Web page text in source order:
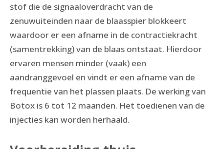
stof die de signaaloverdracht van de
zenuwuiteinden naar de blaasspier blokkeert
waardoor er een afname in de contractiekracht
(samentrekking) van de blaas ontstaat. Hierdoor
ervaren mensen minder (vaak) een
aandranggevoel en vindt er een afname van de
frequentie van het plassen plaats. De werking van
Botox is 6 tot 12 maanden. Het toedienen van de
injecties kan worden herhaald.